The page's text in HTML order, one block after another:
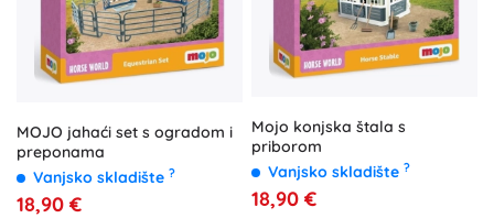
MOJO jahaći set s ogradom i
preponama
Vanjsko skladište ?
18,90 €
Mojo konjska štala s
priborom
Vanjsko skladište ?
18,90 €